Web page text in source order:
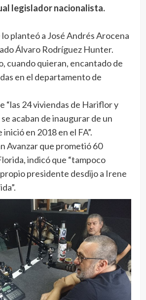
legislador nacionalista.
planteó a José Andrés Arocena
Álvaro Rodríguez Hunter.
cuando quieran, encantado de
en el departamento de
“las 24 viviendas de Hariflor y
acaban de inaugurar de un
en 2018 en el FA”.
Avanzar que prometió 60
indicó que “tampoco
propio presidente desdijo a Irene